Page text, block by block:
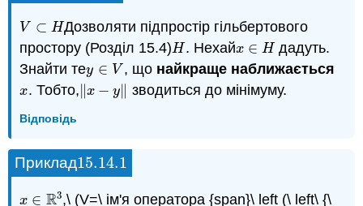
V ⊂ H
V⊂H
Дозволяти підпростір гільбертового
простору (Розділ 15.4)H
H. Нехайx ∈ H
x∈H дадуть.
Знайти теy ∈ V
y ∈V , що найкраще наближається
x
x. Тобто, ∥x − y
x−y ‖ зводиться до мінімуму.
Відповідь
Приклад15.14.1
15.14.1
x ∈ R3
x∈R3 ,\ (V=\ ім'я оператора {span}\ left (\ left\ {\